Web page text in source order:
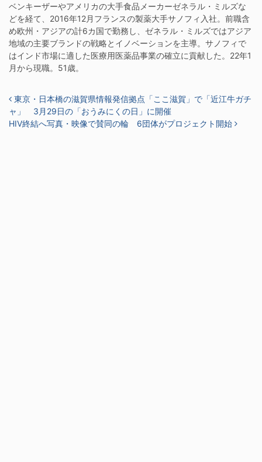
ベンキーザーやアメリカの大手食品メーカーゼネラル・ミルズな
どを経て、2016年12月フランスの製薬大手サノフィ入社。前職含
め欧州・アジアの計6カ国で勤務し、ゼネラル・ミルズではアジア
地域の主要ブランドの戦略とイノベーションを主導。サノフィで
はインド市場に適した医療用医薬品事業の確立に貢献した。22年1
月から現職。51歳。
投稿ナビゲーション
東京・日本橋の滋賀県情報発信拠点「ここ滋賀」で「近江牛ガチ
ャ」 3月29日の「おうみにくの日」に開催
HIV終結へ写真・映像で賛同の輪 6団体がプロジェクト開始